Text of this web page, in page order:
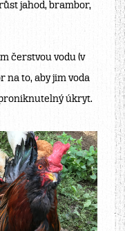
jahod, brambor,
čerstvou vodu (v
na to, aby jim voda
úkryt.